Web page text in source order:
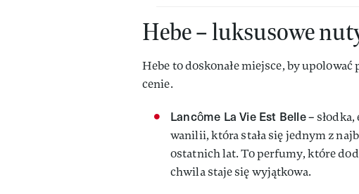
Hebe – luksusowe
Hebe to doskonałe miejsce, by
cenie.
Lancôme La Vie Est Belle–
wanilii, która stała się jednym z
ostatnich lat. To perfumy, które
chwila staje się wyjątkowa.